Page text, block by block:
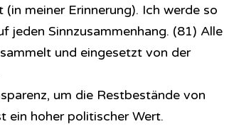
meiner Erinnerung). Ich werde so
jeden Sinnzusammenhang. (81) Alle
und eingesetzt von der
um die Restbestände von
ein hoher politischer Wert.